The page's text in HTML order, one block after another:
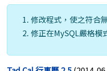
修改程式，使之符合
修正在MySQL嚴格模